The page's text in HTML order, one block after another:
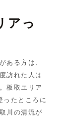
アっ
ある方は、
訪れた人は
板取エリア
ったところに
川の清流が